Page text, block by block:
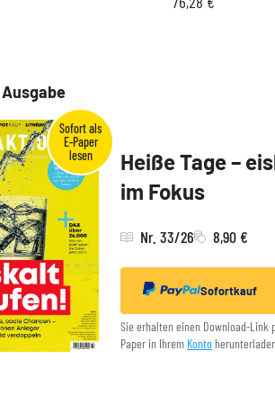
Heiße Tage –
im Fokus
Nr. 33/26 8,90 €
Sofortkauf
Sie erhalten einen Download-Link
Paper in Ihrem Konto